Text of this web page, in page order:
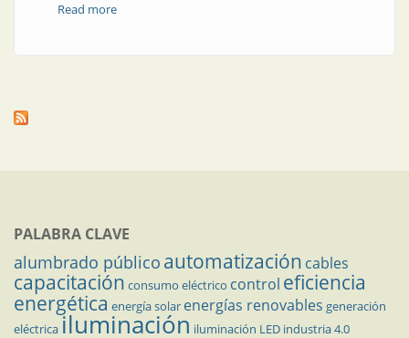
Read moreabout IEEE | Multiconferencia de IEEE en Buenos
PALABRA CLAVE
alumbrado público automatización cables
capacitación consumo eléctrico control eficiencia
energética energía solar energías renovables generación
eléctricailuminación iluminación LED industria 4.0